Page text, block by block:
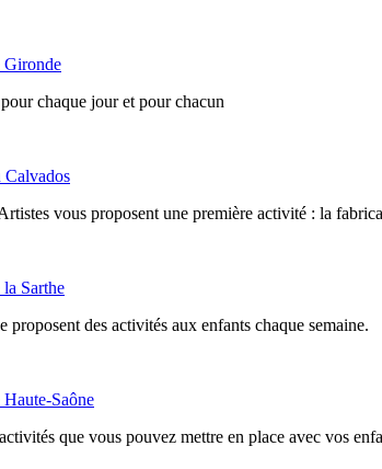
Gironde
chaque jour et pour chacun
Calvados
vous proposent une première activité : la
Sarthe
proposent des activités aux enfants chaque semaine.
Saône
que vous pouvez mettre en place avec vos